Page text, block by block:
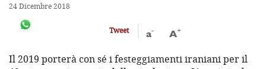
24 Dicembre 2018
Tweet a- A+
Il 2019 porterà con sé i festeggiamenti iraniani per il